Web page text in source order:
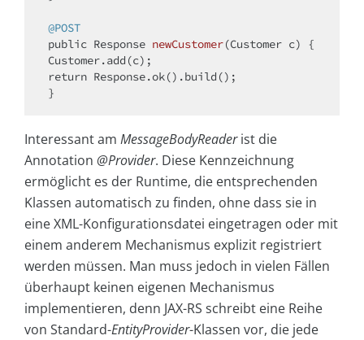
@POST
public Response newCustomer(Customer c)
{
return Response.ok().build();
Interessant am MessageBodyReaderist die
Annotation @Provider. Diese Kennzeichnung
ermöglicht es der Runtime, die entsprechenden
Klassen automatisch zu finden, ohne dass sie in
eine XML-Konfigurationsdatei eingetragen oder mit
einem anderem Mechanismus explizit registriert
werden müssen. Man muss jedoch in vielen Fällen
überhaupt keinen eigenen Mechanismus
implementieren, denn JAX-RS schreibt eine Reihe
von Standard-EntityProvider-Klassen vor, die jede